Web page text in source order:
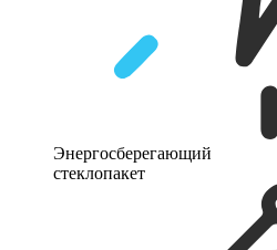
Энергосберегающий
стеклопакет